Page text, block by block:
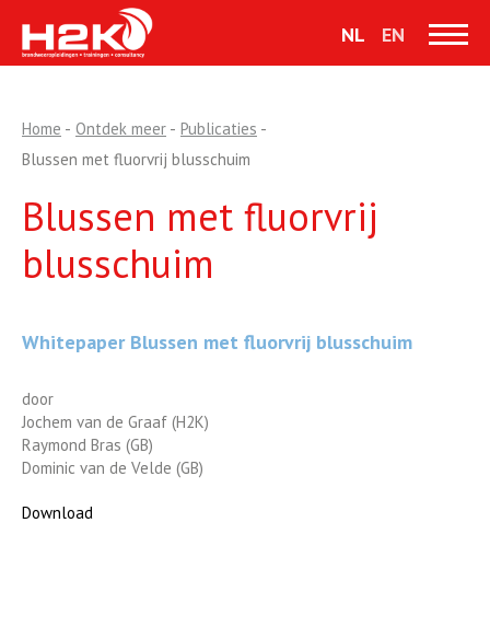
NL EN
Virtueel trainen
Home - Ontdek meer - Publicaties -
Blussen met fluorvrij blusschuim
Blussen met fluorvrij
blusschuim
Whitepaper Blussen met fluorvrij blusschuim
door
Jochem van de Graaf (H2K)
Raymond Bras (GB)
Dominic van de Velde (GB)
Download